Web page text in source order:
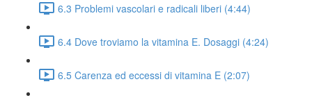
6.3 Problemi vascolari e radicali liberi (4:44)
6.4 Dove troviamo la vitamina E. Dosaggi (4:24)
6.5 Carenza ed eccessi di vitamina E (2:07)